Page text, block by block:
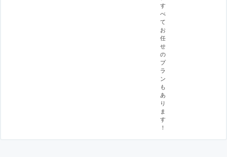
す
べ
て
お
任
せ
の
プ
ラ
ン
も
あ
り
ま
す
！